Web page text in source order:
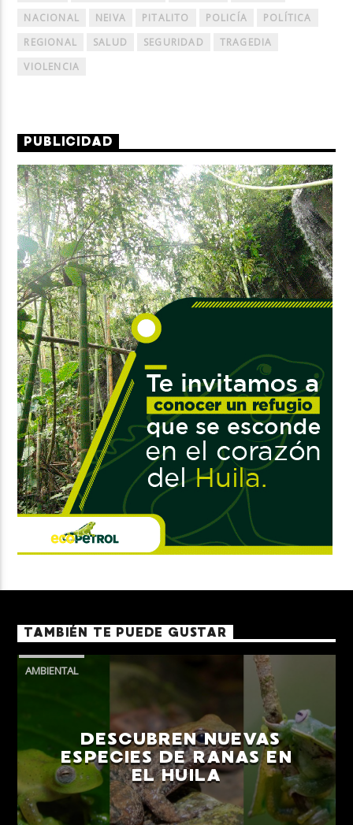
NACIONAL NEIVA PITALITO POLICÍA
POLÍTICA
REGIONAL
SALUD SEGURIDAD
TRAGEDIA
VIOLENCIA
PUBLICIDAD
TAMBIÉN TE PUEDE GUSTAR
AMBIENTAL
DESCUBREN NUEVAS
ESPECIES DE RANAS EN
EL HUILA